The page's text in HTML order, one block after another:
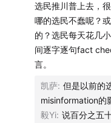
107:30许子东
周轶君
选民推川普上去，
哪的选民不蠢呢？
的？选民每天花几
间逐字逐句fact
言。
凯萨: 但是以前的
misinformation的
毅Yi: 说百分之五